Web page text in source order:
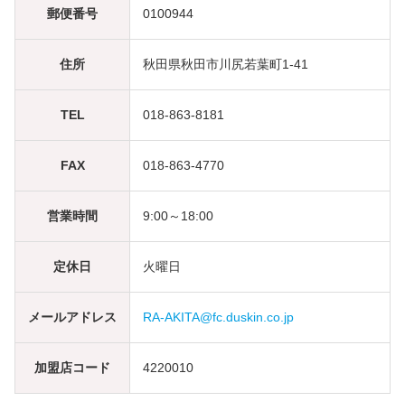
郵便番号 0100944
住所 秋田県秋田市川尻若葉町1-41
TEL 018-863-8181
FAX 018-863-4770
営業時間 9:00～18:00
定休日 火曜日
メールアドレス RA-AKITA@fc.duskin.co.jp
加盟店コード 4220010